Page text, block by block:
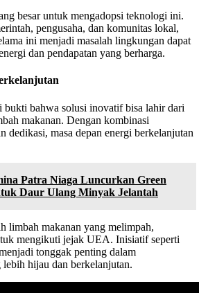
besar untuk mengadopsi teknologi ini.
pengusaha, dan komunitas lokal,
ini menjadi masalah lingkungan dapat
dan pendapatan yang berharga.
bahwa solusi inovatif bisa lahir dari
makanan. Dengan kombinasi
dedikasi, masa depan energi berkelanjutan
Patra Niaga Luncurkan Green
Daur Ulang Minyak Jelantah
limbah makanan yang melimpah,
mengikuti jejak UEA. Inisiatif seperti
tonggak penting dalam
hijau dan berkelanjutan.